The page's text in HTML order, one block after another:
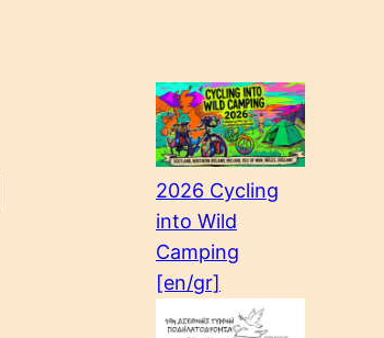
2026 Cycling
into Wild
Camping
[en/gr]